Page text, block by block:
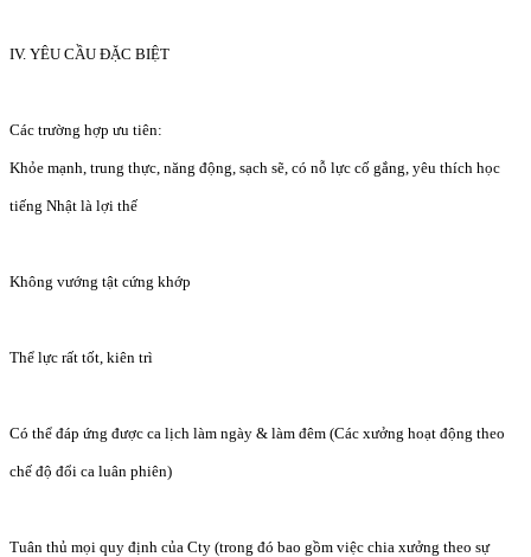
IV. YÊU CẦU ĐẶC BIỆT
Các trường hợp ưu tiên:
Khỏe mạnh, trung thực, năng động, sạch sẽ, có nỗ lực cố gắng, yêu thích học
tiếng Nhật là lợi thế
Không vướng tật cứng khớp
Thể lực rất tốt, kiên trì
Có thể đáp ứng được ca lịch làm ngày & làm đêm (Các xưởng hoạt động theo
chế độ đổi ca luân phiên)
Tuân thủ mọi quy định của Cty (trong đó bao gồm việc chia xưởng theo sự